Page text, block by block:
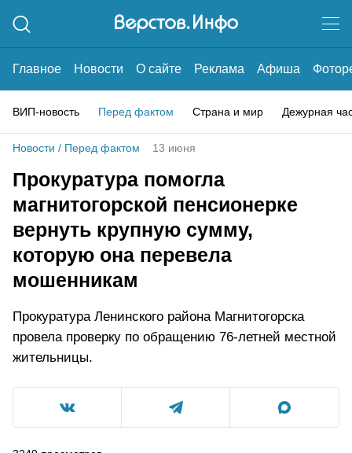
Главное Новости О сайте Реклама Афиша
ВИП-новость Перед фактом Страна и мир Дежурная
Новости / Перед фактом 13 июня
Прокуратура помогла
магнитогорской пенсионерке
вернуть крупную сумму,
которую она перевела
мошенникам
Прокуратура Ленинского района Магнитогорска
провела проверку по обращению 76-летней местной
жительницы.